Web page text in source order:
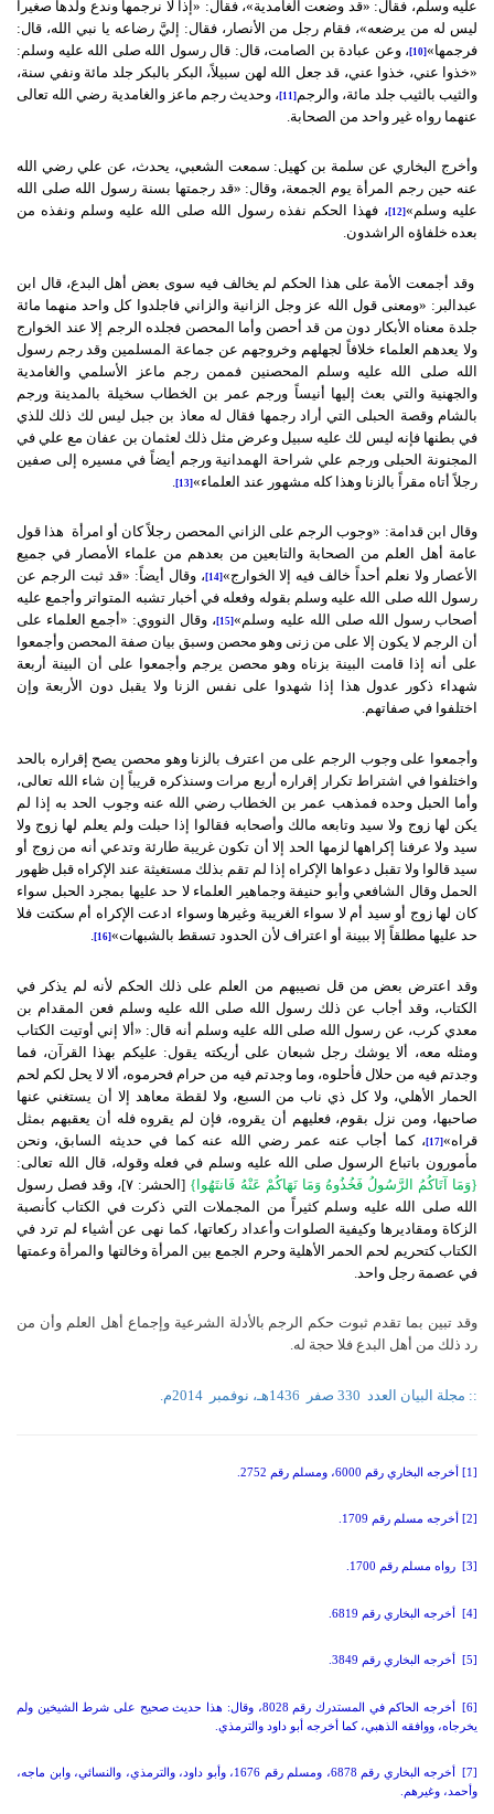
عليه وسلم، فقال: «قد وضعت الغامدية»، فقال: «إذاً لا نرجمها وندع ولدها صغيراً
ليس له من يرضعه»، فقام رجل من الأنصار، فقال: إليَّ رضاعه يا نبي الله، قال:
فرجمها»[10]
، وعن عبادة بن الصامت، قال: قال رسول الله صلى الله عليه وسلم:
«خذوا عني، خذوا عني، قد جعل الله لهن سبيلاً، البكر بالبكر جلد مائة ونفي سنة،
والثيب بالثيب جلد مائة، والرجم [11]
، وحديث رجم ماعز والغامدية رضي الله تعالى
عنهما رواه غير واحد من الصحابة.
وأخرج البخاري عن سلمة بن كهيل: سمعت الشعبي، يحدث، عن علي رضي الله
عنه حين رجم المرأة يوم الجمعة، وقال: «قد رجمتها بسنة رسول الله صلى الله
عليه وسلم»[12]
، فهذا الحكم نفذه رسول الله صلى الله عليه وسلم ونفذه من
بعده خلفاؤه الراشدون.
وقد أجمعت الأمة على هذا الحكم لم يخالف فيه سوى بعض أهل البدع، قال ابن
عبدالبر: «ومعنى قول الله عز وجل الزانية والزاني فاجلدوا كل واحد منهما مائة
جلدة معناه الأبكار دون من قد أحصن وأما المحصن فجلده الرجم إلا عند الخوارج
ولا يعدهم العلماء خلافاً لجهلهم وخروجهم عن جماعة المسلمين وقد رجم رسول
الله صلى الله عليه وسلم المحصنين فممن رجم ماعز الأسلمي والغامدية
والجهنية والتي بعث إليها أنيساً ورجم عمر بن الخطاب سخيلة بالمدينة ورجم
بالشام وقصة الحبلى التي أراد رجمها فقال له معاذ بن جبل ليس لك ذلك للذي
في بطنها فإنه ليس لك عليه سبيل وعرض مثل ذلك لعثمان بن عفان مع علي في
المجنونة الحبلى ورجم علي شراحة الهمدانية ورجم أيضاً في مسيره إلى صفين
رجلاً أتاه مقراً بالزنا وهذا كله مشهور عند العلماء»[13]
وقال ابن قدامة: «وجوب الرجم على الزاني المحصن رجلاً كان أو امرأة هذا قول
عامة أهل العلم من الصحابة والتابعين من بعدهم من علماء الأمصار في جميع
الأعصار ولا نعلم أحداً خالف فيه إلا الخوارج»[14]
، وقال أيضاً: «قد ثبت الرجم عن
رسول الله صلى الله عليه وسلم بقوله وفعله في أخبار تشبه المتواتر وأجمع عليه
أصحاب رسول الله صلى الله عليه وسلم»[15]
، وقال النووي: «أجمع العلماء على
أن الرجم لا يكون إلا على من زنى وهو محصن وسبق بيان صفة المحصن وأجمعوا
على أنه إذا قامت البينة بزناه وهو محصن يرجم وأجمعوا على أن البينة أربعة
شهداء ذكور عدول هذا إذا شهدوا على نفس الزنا ولا يقبل دون الأربعة وإن
اختلفوا في صفاتهم.
وأجمعوا على وجوب الرجم على من اعترف بالزنا وهو محصن يصح إقراره بالحد
واختلفوا في اشتراط تكرار إقراره أربع مرات وسنذكره قريباً إن شاء الله تعالى،
وأما الحبل وحده فمذهب عمر بن الخطاب رضي الله عنه وجوب الحد به إذا لم
يكن لها زوج ولا سيد وتابعه مالك وأصحابه فقالوا إذا حبلت ولم يعلم لها زوج ولا
سيد ولا عرفنا إكراهها لزمها الحد إلا أن تكون غريبة طارئة وتدعي أنه من زوج أو
سيد قالوا ولا تقبل دعواها الإكراه إذا لم تقم بذلك مستغيثة عند الإكراه قبل ظهور
الحمل وقال الشافعي وأبو حنيفة وجماهير العلماء لا حد عليها بمجرد الحبل سواء
كان لها زوج أو سيد أم لا سواء الغريبة وغيرها وسواء ادعت الإكراه أم سكتت فلا
حد عليها مطلقاً إلا ببينة أو اعتراف لأن الحدود تسقط بالشبهات»[16]
وقد اعترض بعض من قل نصيبهم من العلم على ذلك الحكم لأنه لم يذكر في
الكتاب، وقد أجاب عن ذلك رسول الله صلى الله عليه وسلم فعن المقدام بن
معدي كرب، عن رسول الله صلى الله عليه وسلم أنه قال: «ألا إني أوتيت الكتاب
ومثله معه، ألا يوشك رجل شبعان على أريكته يقول: عليكم بهذا القرآن، فما
وجدتم فيه من حلال فأحلوه، وما وجدتم فيه من حرام فحرموه، ألا لا يحل لكم لحم
الحمار الأهلي، ولا كل ذي ناب من السبع، ولا لقطة معاهد إلا أن يستغني عنها
صاحبها، ومن نزل بقوم، فعليهم أن يقروه، فإن لم يقروه فله أن يعقبهم بمثل
قراه»[17]
، كما أجاب عنه عمر رضي الله عنه كما في حديثه السابق، ونحن
مأمورون باتباع الرسول صلى الله عليه وسلم في فعله وقوله، قال الله تعالى:
{وَمَا آتَاكُمُ الرَّسُولُ فَخُذُوهُ وَمَا نَهَاكُمْ عَنْهُ فَانتَهُوا} [الحشر: ٧]
، وقد فصل رسول
الله صلى الله عليه وسلم كثيراً من المجملات التي ذكرت في الكتاب كأنصبة
الزكاة ومقاديرها وكيفية الصلوات وأعداد ركعاتها، كما نهى عن أشياء لم ترد في
الكتاب كتحريم لحم الحمر الأهلية وحرم الجمع بين المرأة وخالتها والمرأة وعمتها
في عصمة رجل واحد.
وقد تبين بما تقدم ثبوت حكم الرجم بالأدلة الشرعية وإجماع أهل العلم وأن من
رد ذلك من أهل البدع فلا حجة له.
:: مجلة البيان العدد 330 صفر 1436هـ، نوفمبر 2014م.
[1] أخرجه البخاري رقم ، ومسلم رقم
[3] رواه مسلم رقم
[4] أخرجه البخاري رقم
[5] أخرجه البخاري رقم
[6] أخرجه الحاكم في المستدرك رقم ، وقال: هذا حديث صحيح على شرط الشيخين ولم
يخرجاه، ووافقه الذهبي، كما أخرجه أبو داود والترمذي
، ومسلم رقم
، وأبو داود، والترمذي، والنسائي، وابن ماجه،
وأحمد، وغيرهم.